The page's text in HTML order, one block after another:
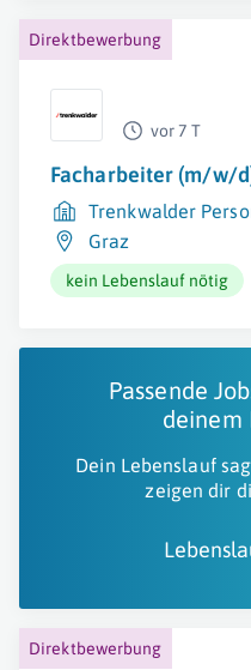
Direktbewerbung
vor 7 T
Facharbeiter (m/w/
Trenkwalder
Graz
kein Lebenslauf nötig
Passende
deinem
Dein Lebenslauf
zeigen dir
Direktbewerbung